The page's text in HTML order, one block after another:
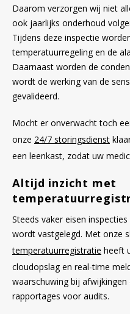
Daarom verzorgen wij niet
ook jaarlijks onderhoud
Tijdens deze inspectie
temperatuurregeling en de
Daarnaast worden de
wordt de werking van de
gevalideerd.
Mocht er onverwacht toch
onze 24/7 storingsdienst
een leenkast, zodat uw
Altijd inzicht met
Steeds vaker eisen
wordt vastgelegd. Met onze
temperatuurregistratie heeft
cloudopslag en real-time
waarschuwing bij
rapportages voor audits.